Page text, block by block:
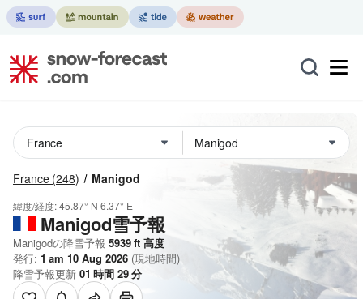
France (248) Manigod
緯度/経度:45.87° N 6.37° E
Manigod雪予報
Manigodの降雪予報 5939ft 高度
発行: 1 am 10 Aug 2026 (現地時間)
降雪予報更新 01 時間 29分